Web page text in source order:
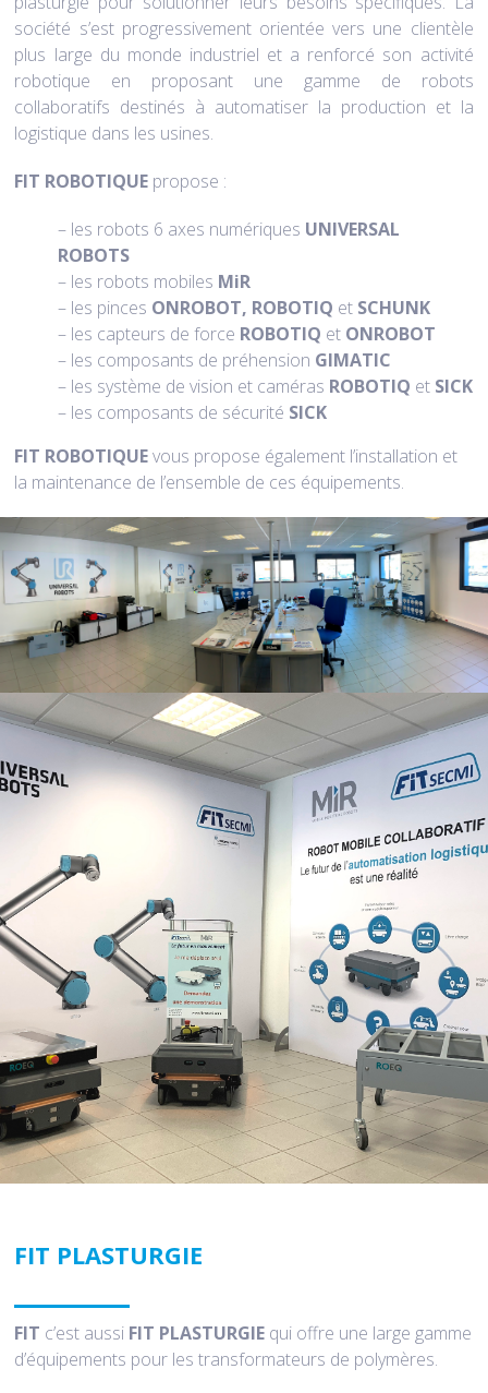
société s’est progressivement orientée vers une clientèle
plus large du monde industriel et a renforcé son activité
robotique en proposant une gamme de robots
collaboratifs destinés à automatiser la production et la
logistique dans les usines.
FIT ROBOTIQUE propose :
– les robots 6 axes numériques UNIVERSAL
ROBOTS
– les robots mobiles MiR
– les pinces ONROBOT, ROBOTIQ et SCHUNK
– les capteurs de force ROBOTIQ et ONROBOT
– les composants de préhension GIMATIC
– les système de vision et caméras ROBOTIQ et SICK
– les composants de sécurité SICK
FIT ROBOTIQUEvous propose également l’installation et
la maintenance de l’ensemble de ces équipements.
FIT PLASTURGIE
FIT c’est aussi FIT PLASTURGIE qui offre une large gamme
d’équipements pour les transformateurs de polymères.